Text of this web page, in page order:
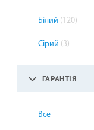
Білий (120)
Сірий (3)
ГАРАНТІЯ
Все